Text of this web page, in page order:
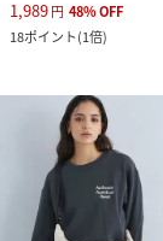
1,989円 48%OFF
18ポイント(1倍)